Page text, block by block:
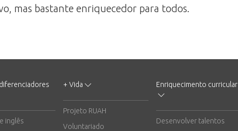
mas bastante enriquecedor para todos.
inglês
+ Vida
Projeto RUAH
Voluntariado
Enriquecimento curricular
Desenvolver talentos